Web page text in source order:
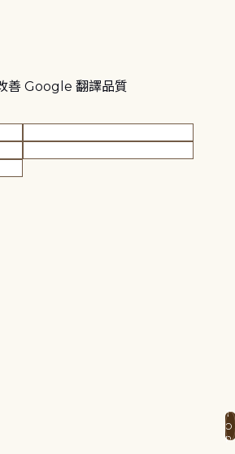
善 Google 翻譯品質